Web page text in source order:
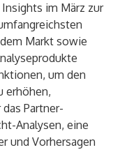
Insights im März zur
Markt sowie
um den
erhöhen,
Partner-
Analysen, eine
und Vorhersagen